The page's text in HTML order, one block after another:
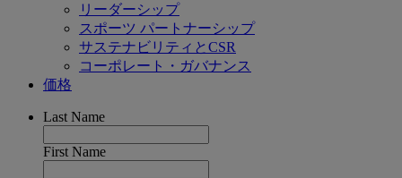
リーダーシップ
スポーツ パートナーシップ
サステナビリティとCSR
コーポレート・ガバナンス
価格
Last Name
First Name